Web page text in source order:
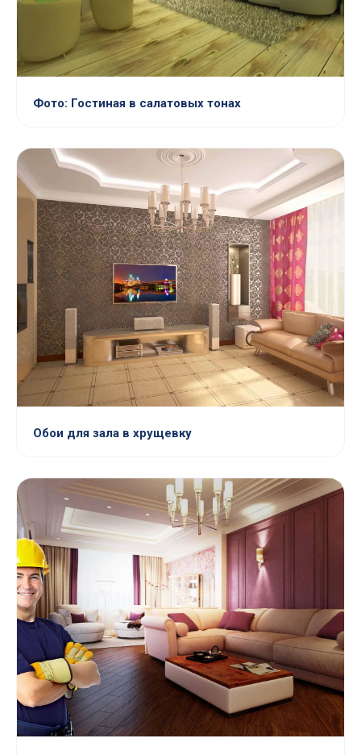
Фото: Гостиная в салатовых тонах
Обои для зала в хрущевку